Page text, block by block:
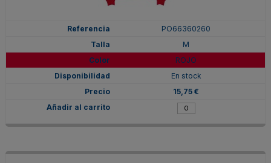
PO66360260
M
ROJO
En stock
15,75 €